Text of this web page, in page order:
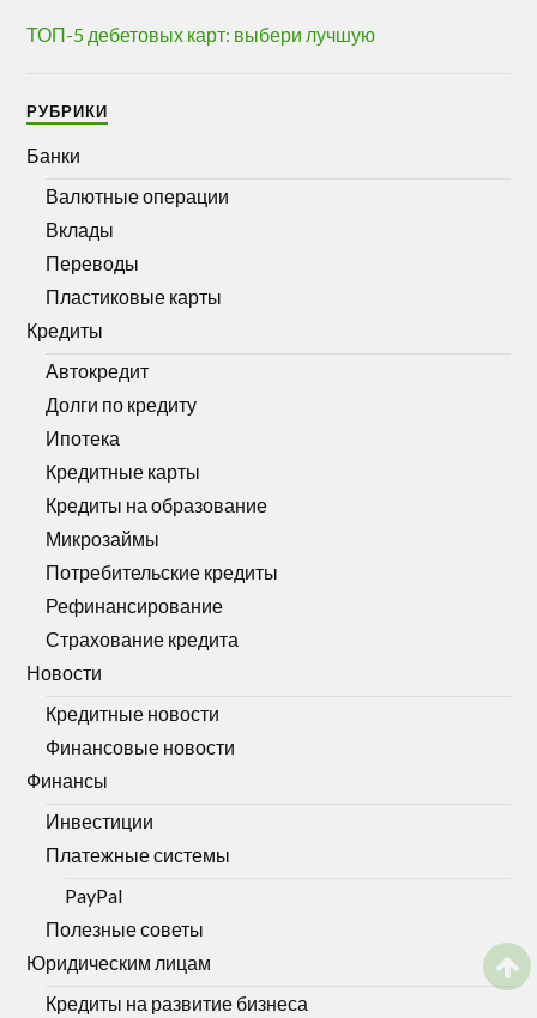
ТОП-5 дебетовых карт: выбери лучшую
РУБРИКИ
Банки
Валютные операции
Вклады
Переводы
Пластиковые карты
Кредиты
Автокредит
Долги по кредиту
Ипотека
Кредитные карты
Кредиты на образование
Микрозаймы
Потребительские кредиты
Рефинансирование
Страхование кредита
Новости
Кредитные новости
Финансовые новости
Финансы
Инвестиции
Платежные системы
PayPal
Полезные советы
Юридическим лицам
Кредиты на развитие бизнеса